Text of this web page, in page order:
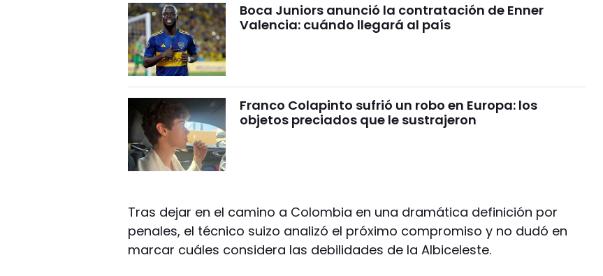
Boca Juniors anunció la contratación de Enner
Valencia: cuándo llegará al país
Franco Colapinto sufrió un robo en Europa: los
objetos preciados que le sustrajeron
Tras dejar en el camino a Colombia en una dramática definición por
penales, el técnico suizo analizó el próximo compromiso y no dudó en
marcar cuáles considera las debilidades de la Albiceleste.